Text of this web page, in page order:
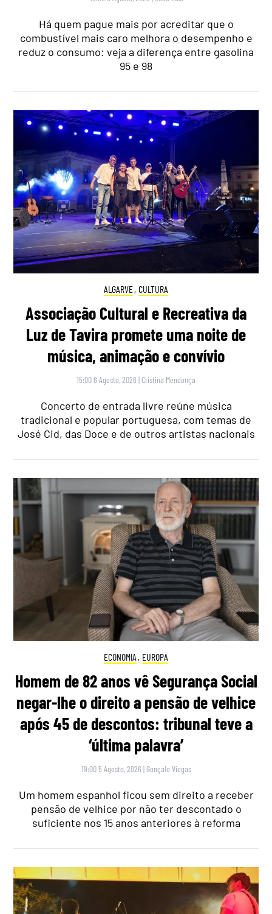
Há quem pague mais por acreditar que o
combustível mais caro melhora o desempenho e
reduz o consumo: veja a diferença entre gasolina
95 e 98
ALGARVE, CULTURA
Associação Cultural e Recreativa da
Luz de Tavira promete uma noite de
música, animação e convívio
15:00 6 Agosto, 2026 | Cristina Mendonça
Concerto de entrada livre reúne música
tradicional e popular portuguesa, com temas de
José Cid, das Doce e de outros artistas nacionais
ECONOMIA , EUROPA
Homem de 82 anos vê Segurança Social
negar-lhe o direito a pensão de velhice
após 45 de descontos: tribunal teve a
‘última palavra’
19:00 5 Agosto, 2026 | Gonçalo Viegas
Um homem espanhol ficou sem direito a receber
pensão de velhice por não ter descontado o
suficiente nos 15 anos anteriores à reforma